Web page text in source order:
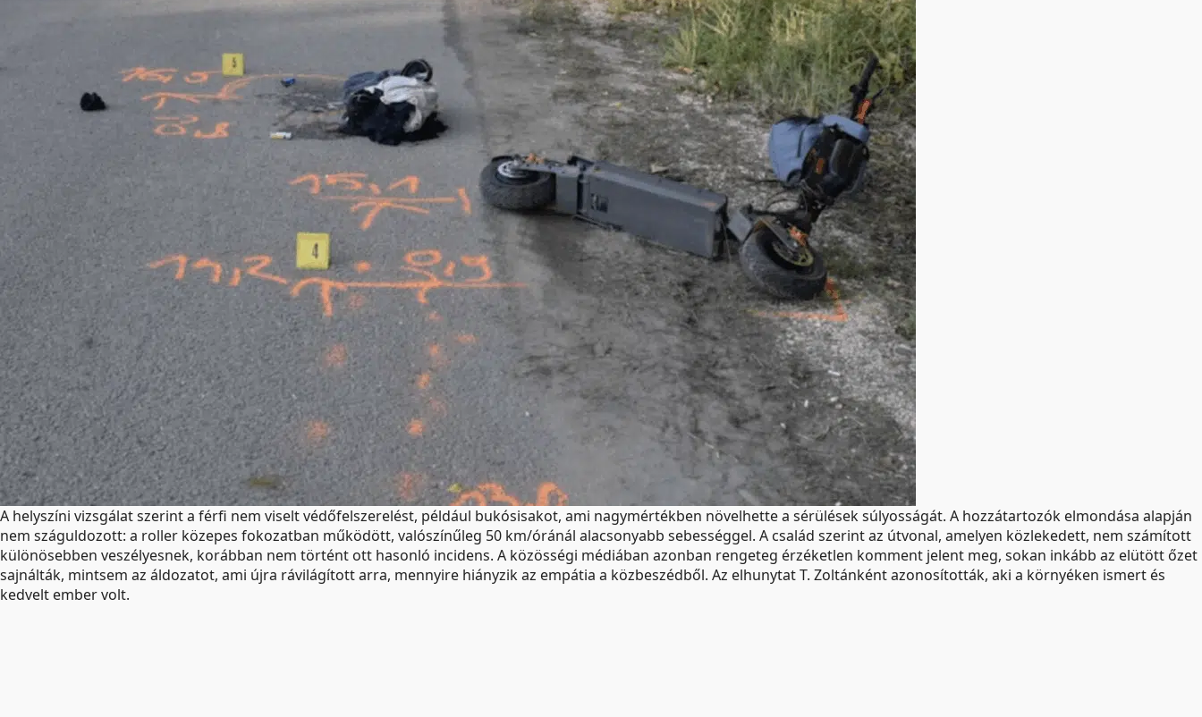
A helyszíni vizsgálat szerint a férfi nem viselt védőfelszerelést, például bukósisakot, ami nagymértékben növelhette a sérülések súlyosságát. A hozzátartozók elmondása alapján
nem száguldozott: a roller közepes fokozatban működött, valószínűleg 50 km/óránál alacsonyabb sebességgel. A család szerint az útvonal, amelyen közlekedett, nem számított
különösebben veszélyesnek, korábban nem történt ott hasonló incidens. A közösségi médiában azonban rengeteg érzéketlen komment jelent meg, sokan inkább az elütött őzet
sajnálták, mintsem az áldozatot, ami újra rávilágított arra, mennyire hiányzik az empátia a közbeszédből. Az elhunytat T. Zoltánként azonosították, aki a környéken ismert és
kedvelt ember volt.